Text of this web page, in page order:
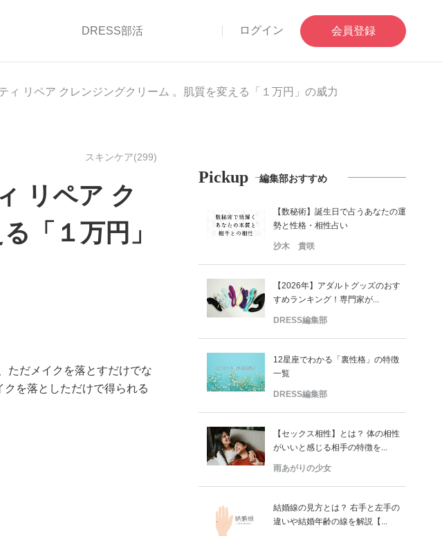
DRESS部活 ログイン 会員登録
ィ リペア クレンジングクリーム 。肌質を変える「１万円」の威力
スキンケア(299)
リペア ク
「１万円」
ただメイクを落とすだけでな
を落としただけで得られる
Pickup 編集部おすすめ
【数秘術】誕生日で占うあなたの運
勢と性格・相性占い
沙木 貴咲
【2026年】アダルトグッズのおす
すめランキング！専門家が...
DRESS編集部
12星座でわかる「裏性格」の特徴
一覧
DRESS編集部
【セックス相性】とは？ 体の相性
がいいと感じる相手の特徴を...
雨あがりの少女
結婚線の見方とは？ 右手と左手の
違いや結婚年齢の線を解説【...